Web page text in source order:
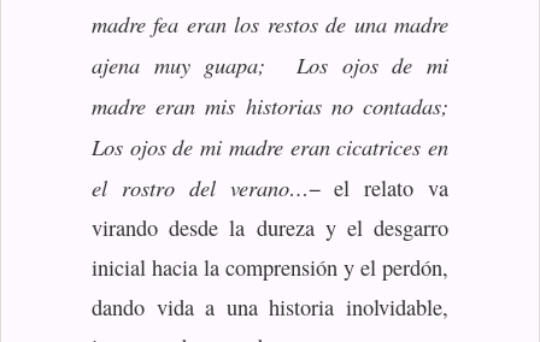
madre fea eran los restos de una madre
ajena muy guapa;
Los ojos de mi
madre eran mis historias no contadas;
Los ojos de mi madre eran cicatrices en
el rostro del verano…− el relato va
virando desde la dureza y el desgarro
inicial hacia la comprensión y el perdón,
dando vida a una historia inolvidable,